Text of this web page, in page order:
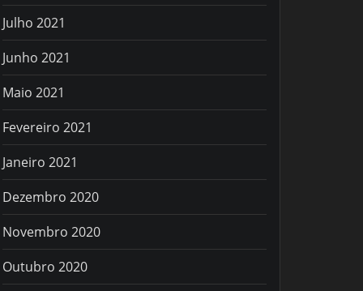
Julho 2021
Junho 2021
Maio 2021
Fevereiro 2021
Janeiro 2021
Dezembro 2020
Novembro 2020
Outubro 2020